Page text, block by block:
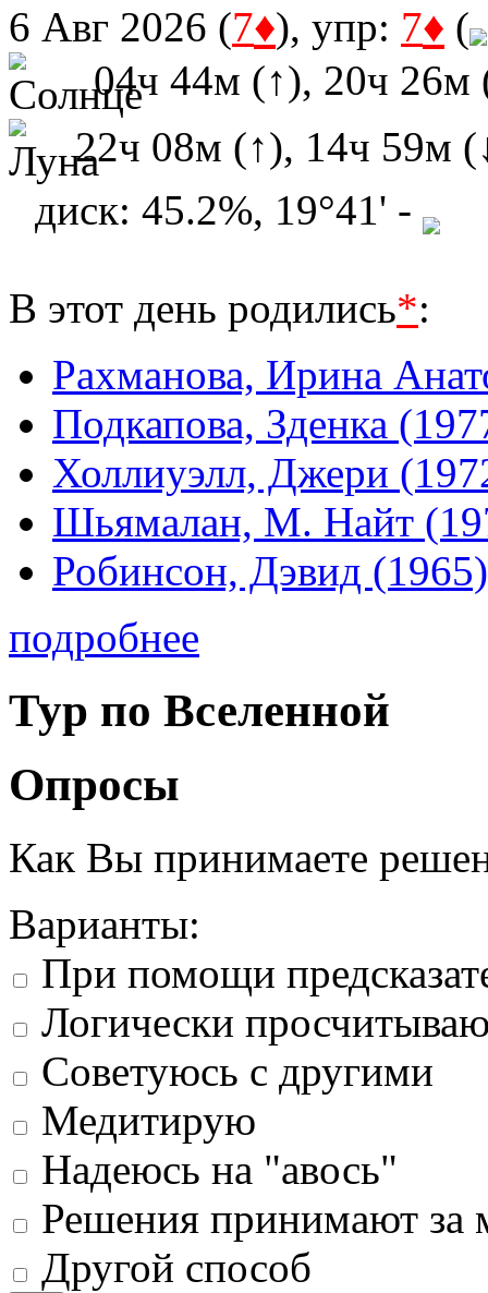
6 Авг 2026 (7♦), упр: 7♦ (
04ч 44м (↑), 20ч 26м
22ч 08м (↑), 14ч 59м
диск: 45.2%, 19°41' -
В этот день родились*:
Рахманова, Ирина
Подкапова, Зденка
Холлиуэлл, Джери
Шьямалан, М. Найт
Робинсон, Дэвид (1965)
подробнее
Тур по Вселенной
Опросы
Как Вы принимаете
Варианты:
При помощи
Логически
Советуюсь с другими
Медитирую
Надеюсь на "авось"
Решения принимают за
Другой способ